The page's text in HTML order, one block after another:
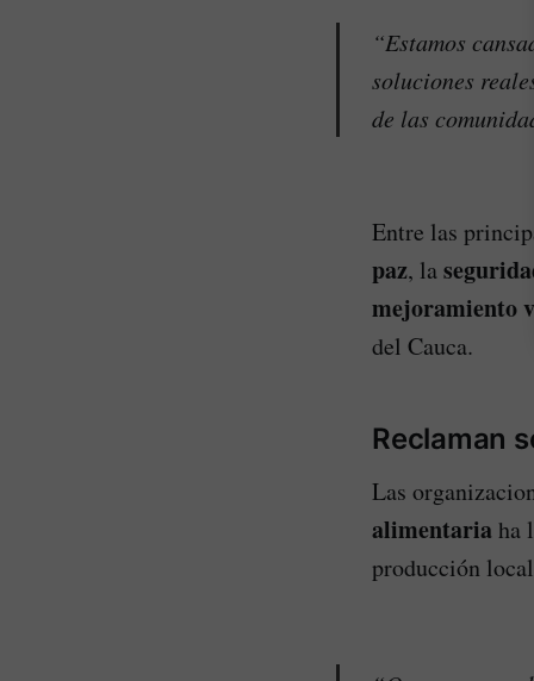
“Estamos
soluciones
de las
Entre las
paz, la
mejoramiento
del Cauca.
Reclaman
Las
alimentaria ha
producción